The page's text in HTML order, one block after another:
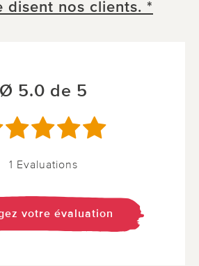
disent nos clients. *
Ø 5.0 de 5
1 Evaluations
votre évaluation